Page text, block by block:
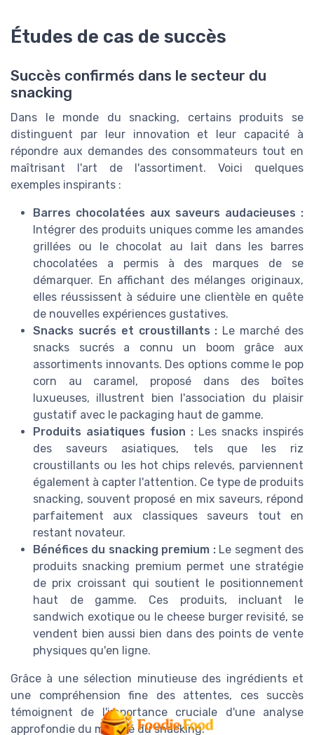
Études de cas de succès
Succès confirmés dans le secteur du
snacking
Dans le monde du snacking, certains produits se
distinguent par leur innovation et leur capacité à
répondre aux demandes des consommateurs tout en
maîtrisant l'art de l'assortiment. Voici quelques
exemples inspirants :
Barres chocolatées aux saveurs audacieuses :
Intégrer des produits uniques comme les amandes
grillées ou le chocolat au lait dans les barres
chocolatées a permis à des marques de se
démarquer. En affichant des mélanges originaux,
elles réussissent à séduire une clientèle en quête
de nouvelles expériences gustatives.
Snacks sucrés et croustillants : Le marché des
snacks sucrés a connu un boom grâce aux
assortiments innovants. Des options comme le pop
corn au caramel, proposé dans des boîtes
luxueuses, illustrent bien l'association du plaisir
gustatif avec le packaging haut de gamme.
Produits asiatiques fusion : Les snacks inspirés
des saveurs asiatiques, tels que les riz
croustillants ou les hot chips relevés, parviennent
également à capter l'attention. Ce type de produits
snacking, souvent proposé en mix saveurs, répond
parfaitement aux classiques saveurs tout en
restant novateur.
Bénéfices du snacking premium :Le segment des
produits snacking premium permet une stratégie
de prix croissant qui soutient le positionnement
haut de gamme. Ces produits, incluant le
sandwich exotique ou le cheese burger revisité, se
vendent bien aussi bien dans des points de vente
physiques qu'en ligne.
Grâce à une sélection minutieuse des ingrédients et
une compréhension fine des attentes, ces succès
témoignent de l'importance cruciale d'une analyse
approfondie du marché du snacking.